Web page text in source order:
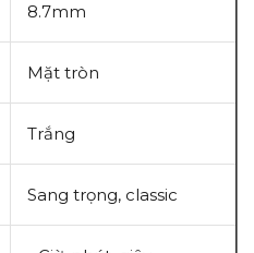
8.7mm
Mặt tròn
Trắng
Sang trọng, classic